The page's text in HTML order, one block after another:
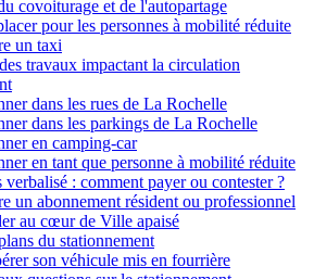
covoiturage et de l'autopartage
pour les personnes à mobilité réduite
un taxi
travaux impactant la circulation
dans les rues de La Rochelle
dans les parkings de La Rochelle
en camping-car
en tant que personne à mobilité réduite
verbalisé : comment payer ou contester ?
un abonnement résident ou professionnel
au cœur de Ville apaisé
du stationnement
son véhicule mis en fourrière